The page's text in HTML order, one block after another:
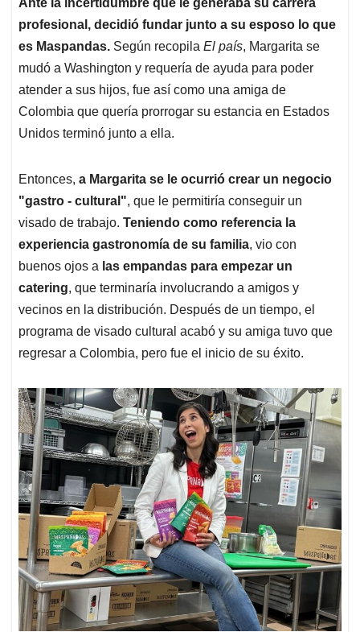
Ante la incertidumbre que le generaba su carrera
profesional, decidió fundar junto a su esposo lo que
es Maspandas. Según recopila El país, Margarita se
mudó a Washington y requería de ayuda para poder
atender a sus hijos, fue así como una amiga de
Colombia que quería prorrogar su estancia en Estados
Unidos terminó junto a ella.
Entonces, a Margarita se le ocurrió crear un negocio
"gastro - cultural", que le permitiría conseguir un
visado de trabajo. Teniendo como referencia la
experiencia gastronomía de su familia, vio con
buenos ojos a las empandas para empezar un
catering, que terminaría involucrando a amigos y
vecinos en la distribución. Después de un tiempo, el
programa de visado cultural acabó y su amiga tuvo que
regresar a Colombia, pero fue el inicio de su éxito.